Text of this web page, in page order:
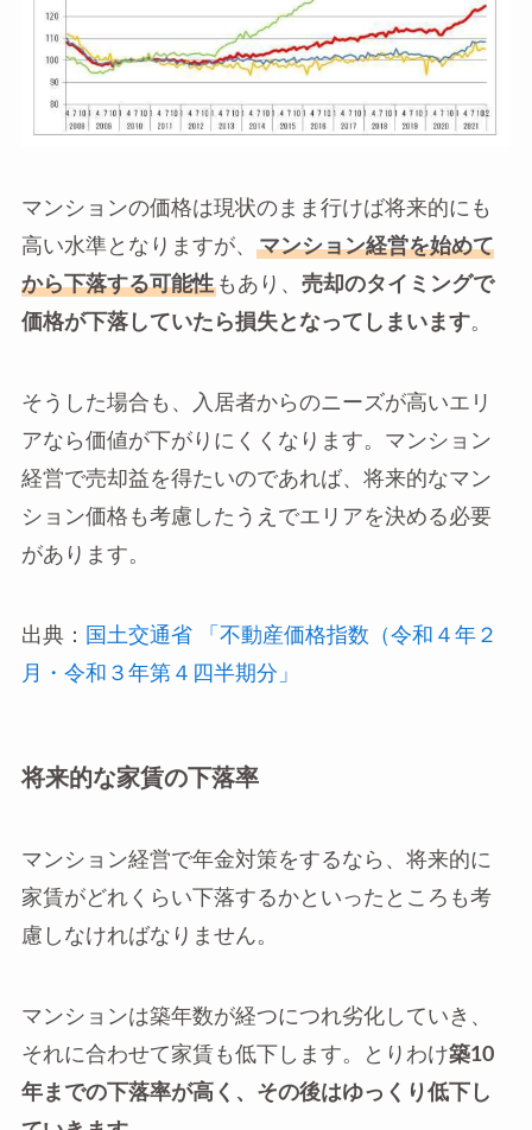
マンションの価格は現状のまま行けば将来的にも
高い水準となりますが、
マンション経営を始めて
から下落する可能性もあり、 売却のタイミングで
価格が下落していたら損失となってしまいます。
そうした場合も、入居者からのニーズが高いエリ
アなら価値が下がりにくくなります。マンション
経営で売却益を得たいのであれば、将来的なマン
ション価格も考慮したうえでエリアを決める必要
があります。
出典：
国土交通省 「不動産価格指数（令和４年２
月・令和３年第４四半期分」
将来的な家賃の下落率
マンション経営で年金対策をするなら、将来的に
家賃がどれくらい下落するかといったところも考
慮しなければなりません。
マンションは築年数が経つにつれ劣化していき、
それに合わせて家賃も低下します。とりわけ築10
年までの下落率が高く、その後はゆっくり低下し